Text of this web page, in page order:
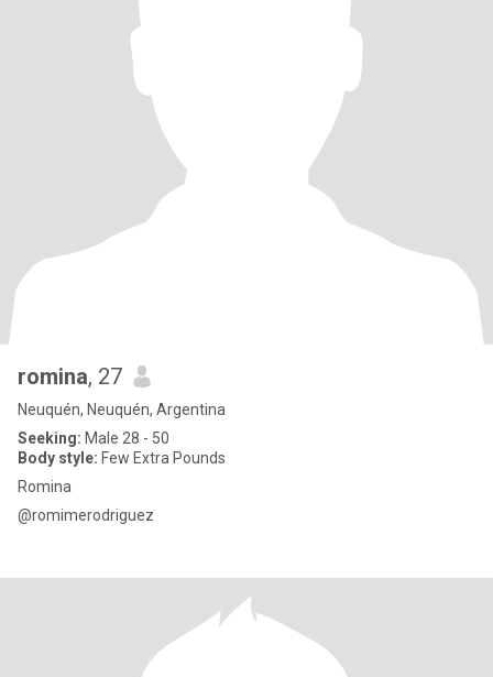
romina, 27
Neuquén, Neuquén, Argentina
Seeking: Male 28 - 50
Body style: Few Extra Pounds
Romina
@romimerodriguez